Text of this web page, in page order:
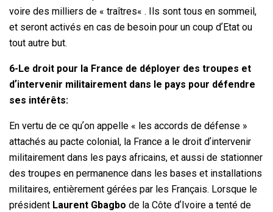
voire des milliers de « traîtres« . Ils sont tous en sommeil,
et seront activés en cas de besoin pour un coup dʼEtat ou
tout autre but.
6-Le droit pour la France de déployer des troupes et
dʼintervenir militairement dans le pays pour défendre
ses intérêts:
En vertu de ce quʼon appelle « les accords de défense »
attachés au pacte colonial, la France a le droit dʼintervenir
militairement dans les pays africains, et aussi de stationner
des troupes en permanence dans les bases et installations
militaires, entièrement gérées par les Français. Lorsque le
président Laurent Gbagbo de la Côte dʼIvoire a tenté de